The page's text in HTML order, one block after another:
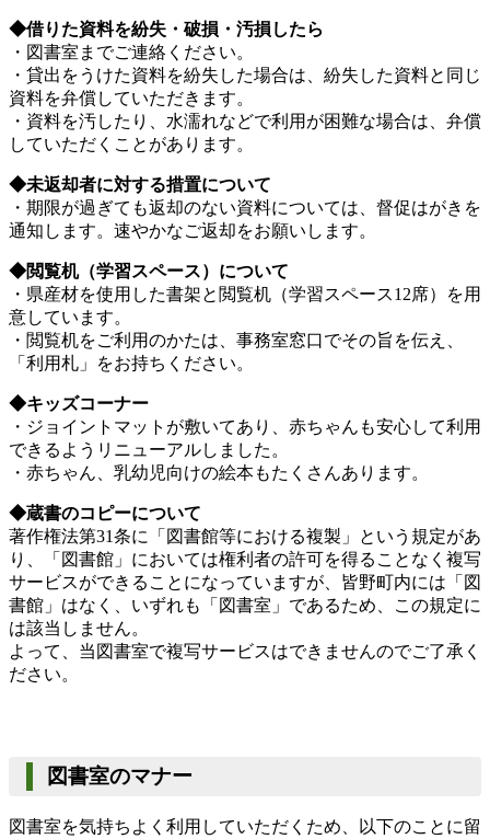
◆借りた資料を紛失・破損・汚損したら
・図書室までご連絡ください。
・貸出をうけた資料を紛失した場合は、紛失した資料と同じ
資料を弁償していただきます。
・資料を汚したり、水濡れなどで利用が困難な場合は、弁償
していただくことがあります。
◆未返却者に対する措置について
・期限が過ぎても返却のない資料については、督促はがきを
通知します。速やかなご返却をお願いします。
◆閲覧机（学習スペース）について
・県産材を使用した書架と閲覧机（学習スペース12席）を用
意しています。
・閲覧机をご利用のかたは、事務室窓口でその旨を伝え、
「利用札」をお持ちください。
◆キッズコーナー
・ジョイントマットが敷いてあり、赤ちゃんも安心して利用
できるようリニューアルしました。
・赤ちゃん、乳幼児向けの絵本もたくさんあります。
◆蔵書のコピーについて
著作権法第31条に「図書館等における複製」という規定があ
り、「図書館」においては権利者の許可を得ることなく複写
サービスができることになっていますが、皆野町内には「図
書館」はなく、いずれも「図書室」であるため、この規定に
は該当しません。
よって、当図書室で複写サービスはできませんのでご了承く
ださい。
図書室のマナー
図書室を気持ちよく利用していただくため、以下のことに留